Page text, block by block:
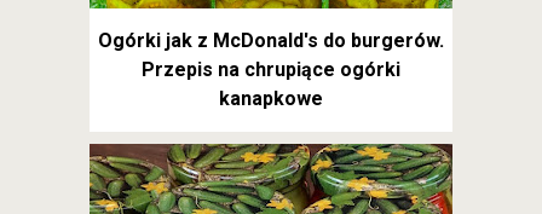
Ogórki jak z McDonald's do burgerów.
Przepis na chrupiące ogórki
kanapkowe